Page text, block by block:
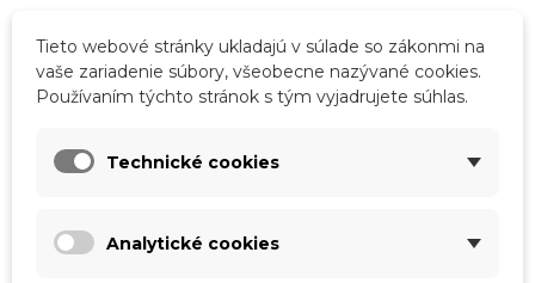
- Dĺžka 30 cm
- Hĺbka 36 cm
- Objem 50 l
Tieto webové stránky ukladajú v súlade so zákonmi na
vaše zariadenie súbory, všeobecne nazývané cookies.
Používaním týchto stránok s tým vyjadrujete súhlas.
Technické cookies
Analytické cookies